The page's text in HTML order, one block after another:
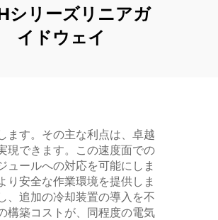
シリーズリニアガ
イドウェイ
ます。その主な利点は、卓越
現できます。この速度面での
ールへの対応を可能にしま
安全な作業環境を提供しま
、追加の冷却装置の導入を不
構築コストが、同程度の電気